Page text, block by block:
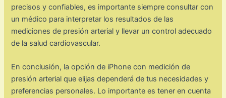
precisos y confiables, es importante siempre consultar con
un médico para interpretar los resultados de las
mediciones de presión arterial y llevar un control adecuado
de la salud cardiovascular.
En conclusión, la opción de iPhone con medición de
presión arterial que elijas dependerá de tus necesidades y
preferencias personales. Lo importante es tener en cuenta